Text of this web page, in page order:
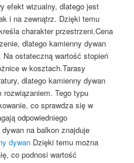
efekt wizualny, dlatego jest
i na zewnątrz. Dzięki temu
charakter przestrzeni.Cena
dlatego kamienny dywan
ostateczną wartość stopień
w kosztach.Tarasy
dlatego kamienny dywan
Tego typu
co sprawdza się w
odpowiedniego
na balkon znajduje
dywan Dzięki temu można
co podnosi wartość